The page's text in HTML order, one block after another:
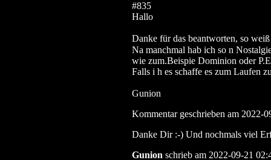
#835
Hallo
Danke für das beantworten, so
Na manchmal hab ich so n
wie zum.Beispie Dominion oder
Falls i h es schaffe es zum Laufen
Gunion
Kommentar geschrieben am
Danke Dir :-) Und nochmals viel
Gunion schrieb am 2022-09-21